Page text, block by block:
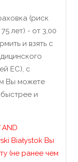
(риск
лет) - от 3,00
и взять с
ЕС), с
Вы можете
быстрее и
AND
Białystok Вы
(не ранее чем